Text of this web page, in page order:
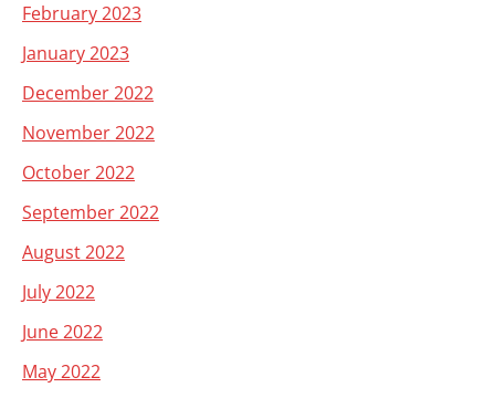
February 2023
January 2023
December 2022
November 2022
October 2022
September 2022
August 2022
July 2022
June 2022
May 2022